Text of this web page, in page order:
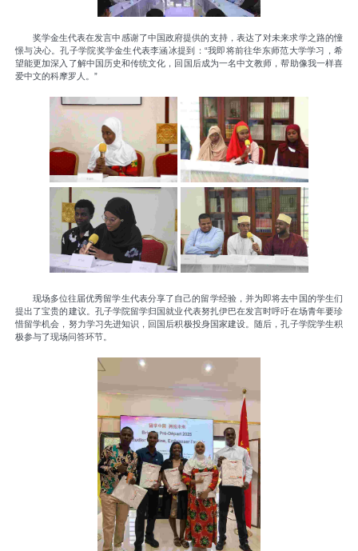
奖学金生代表在发言中感谢了中国政府提供的支持，表达了对未来求学之路的憧
憬与决心。孔子学院奖学金生代表李涵冰提到：“我即将前往华东师范大学学习，希
望能更加深入了解中国历史和传统文化，回国后成为一名中文教师，帮助像我一样喜
爱中文的科摩罗人。”
现场多位往届优秀留学生代表分享了自己的留学经验，并为即将去中国的学生们
提出了宝贵的建议。孔子学院留学归国就业代表努扎伊巴在发言时呼吁在场青年要珍
惜留学机会，努力学习先进知识，回国后积极投身国家建设。随后，孔子学院学生积
极参与了现场问答环节。